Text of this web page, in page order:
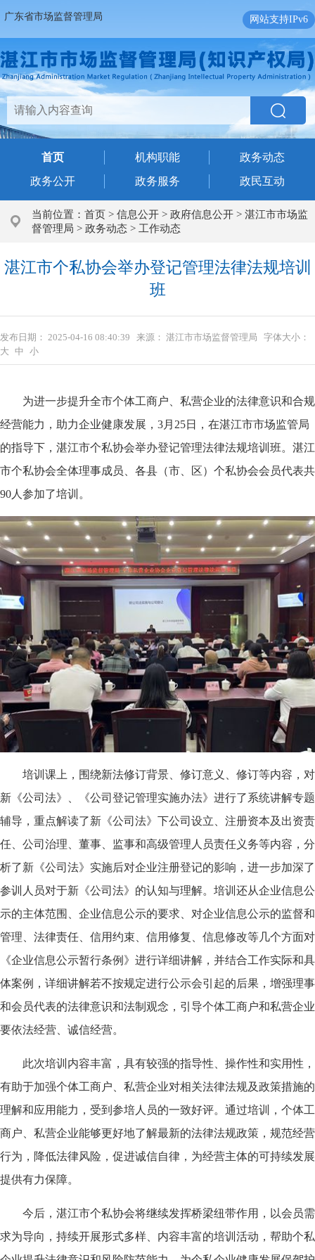
广东省市场监督管理局 网站支持IPv6
首页 机构职能
政务动态
政务公开
政务服务 政民互动
当前位置： 首页 > 信息公开 > 政府信息公开 > 湛江市市场监
督管理局 > 政务动态 > 工作动态
湛江市个私协会举办登记管理法律法规培训
班
发布日期： 2025-04-16 08:40:39 来源： 湛江市市场监督管理局
字体大小：
大 中 小
为进一步提升全市个体工商户、私营企业的法律意识和合规
经营能力，助力企业健康发展，3月25日，在湛江市市场监管局
的指导下，湛江市个私协会举办登记管理法律法规培训班。湛江
市个私协会全体理事成员、各县（市、区）个私协会会员代表共
90人参加了培训。
培训课上，围绕新法修订背景、修订意义、修订等内容， 对
新《公司法》、《公司登记管理实施办法》进行了系统讲解专题
辅导，重点解读了新《公司法》下公司设立、注册资本及出资责
任、公司治理、董事、监事和高级管理人员责任义务等内容，分
析了新《公司法》实施后对企业注册登记的影响，进一步加深了
参训人员对于新《公司法》的认知与理解。 培训还从企业信息公
示的主体范围、企业信息公示的要求、对企业信息公示的监督和
管理、法律责任、信用约束、信用修复、信息修改等几个方面对
《企业信息公示暂行条例》进行详细讲解，并结合工作实际和具
体案例，详细讲解若不按规定进行公示会引起的后果，增强理事
和会员代表的法律意识和法制观念，引导个体工商户和私营企业
要依法经营、诚信经营。
此次培训内容丰富，具有较强的指导性、操作性和实用性，
有助于加强个体工商户、私营企业对相关法律法规及政策措施的
理解和应用能力，受到参培人员的一致好评。通过培训，个体工
商户、私营企业能够更好地了解最新的法律法规政策，规范经营
行为，降低法律风险，促进诚信自律，为经营主体的可持续发展
提供有力保障。
今后，湛江市个私协会将继续发挥桥梁纽带作用，以会员需
求为导向，持续开展形式多样、内容丰富的培训活动，帮助个私